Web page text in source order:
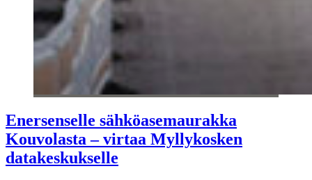
Enersenselle sähköasemaurakka
Kouvolasta – virtaa Myllykosken
datakeskukselle